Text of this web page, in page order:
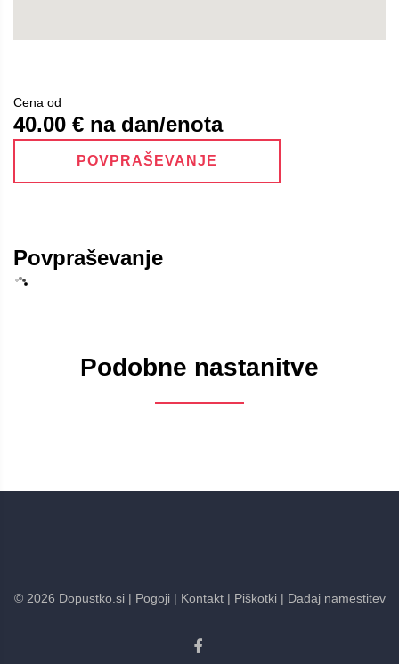
Cena od
40.00 € na dan/enota
POVPRAŠEVANJE
Povpraševanje
Podobne nastanitve
© 2026 Dopustko.si | Pogoji | Kontakt | Piškotki | Dadaj namestitev